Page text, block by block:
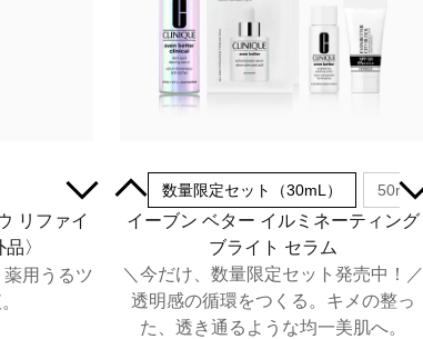
リファイ
〉
薬用うるツ
30mL 数量限定セット（30mL） 50mL
イーブン ベター イルミネーティング
ブライト セラム
＼今だけ、数量限定セット発売中！／
透明感の循環をつくる。キメの整っ
た、透き通るような均一美肌へ。